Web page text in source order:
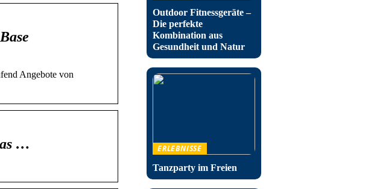
Angebote von
…
Outdoor Fitnessgeräte –
Die perfekte
Kombination aus
Gesundheit und Natur
ERLEBNISSE
Tanzparty im Freien